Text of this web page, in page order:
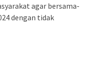
agar bersama-
dengan tidak